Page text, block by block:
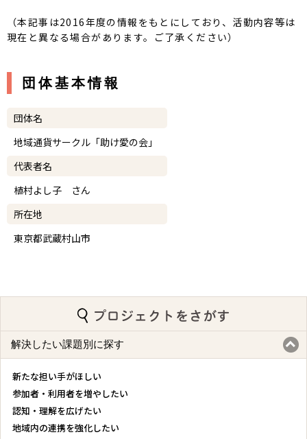
（本記事は2016年度の情報をもとにしており、活動内容等は
現在と異なる場合があります。ご了承ください）
団体基本情報
団体名
地域通貨サークル「助け愛の会」
代表者名
植村よし子 さん
所在地
東京都武蔵村山市
解決したい課題別に探す
新たな担い手がほしい
参加者・利用者を増やしたい
認知・理解を広げたい
地域内の連携を強化したい